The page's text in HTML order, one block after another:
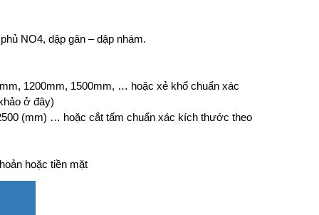
NO4, dập gân – dập nhám.
1200mm, 1500mm, … hoặc xẻ khổ chuẩn xác
ở đây)
(mm) … hoặc cắt tấm chuẩn xác kích thước theo
hoặc tiền mặt